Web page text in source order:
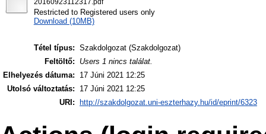
20160923112317.pdf
Restricted to Registered users only
Download (10MB)
Tétel típus: Szakdolgozat (Szakdolgozat)
Feltöltő:
Users 1 nincs találat.
Elhelyezés dátuma:
17 Júni 2021 12:25
Utolsó változtatás:
17 Júni 2021 12:25
URI:
http://szakdolgozat.uni-eszterhazy.hu/id/eprint/6323